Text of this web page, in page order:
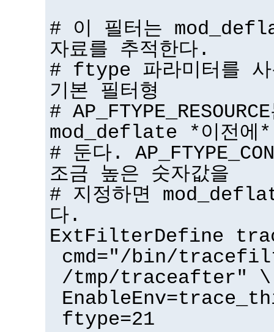
# 이 필터는
자료를 추적한다.
# ftype 파라미터를 사
기본 필터형
#
mod_deflate *이전에*
# 둔다.
조금 높은 숫자값을
# 지정하면
다.
ExtFilterDefine
cmd="/bin/
/tmp/traceafter" \
ftype=21